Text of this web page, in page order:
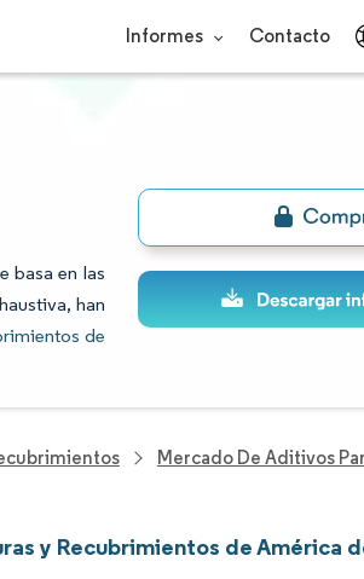
Informes Contacto
basa en las
han
de
Mercado De Aditivos
y Recubrimientos de América